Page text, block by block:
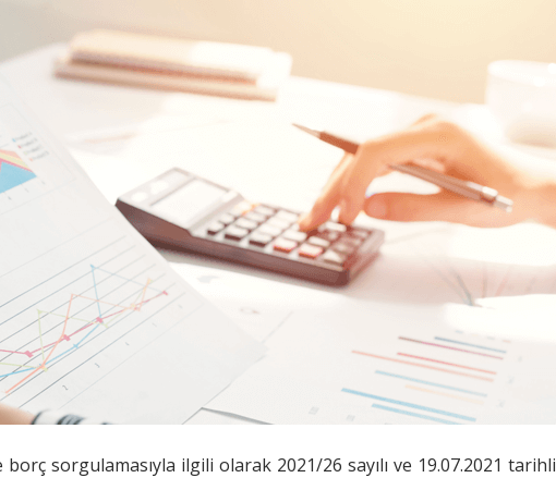
sorgulamasıyla ilgili olarak 2021/26 sayılı ve 19.07.2021 tarihli